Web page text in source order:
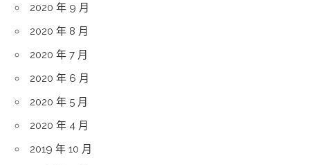
2020 年 9 月
2020 年 8 月
2020 年 7 月
2020 年 6 月
2020 年 5 月
2020 年 4 月
2019 年 10 月